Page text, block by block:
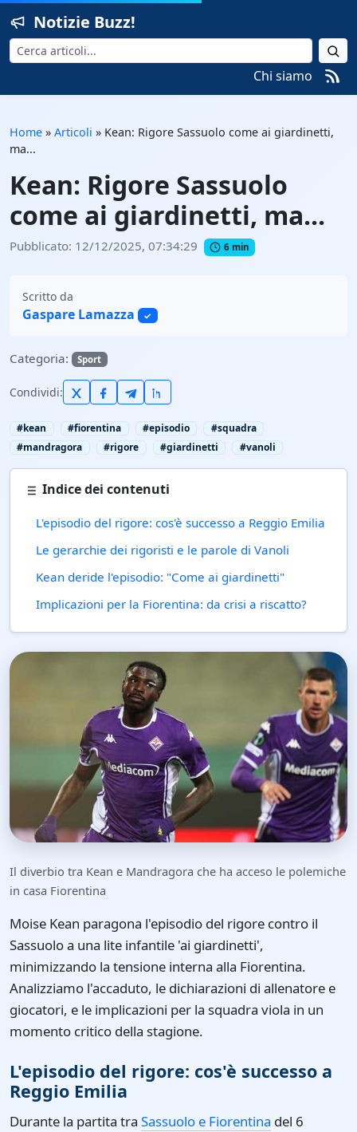
Notizie Buzz!
Cerca
Chi siamo
Home » Articoli » Kean: Rigore Sassuolo come ai giardinetti,
ma...
Kean: Rigore Sassuolo
come ai giardinetti, ma...
Pubblicato: 12/12/2025, 07:34:29 6 min
Scritto da
Gaspare Lamazza ✓
Categoria: Sport
Condividi:
#kean #fiorentina #episodio
#squadra
#mandragora
#rigore #giardinetti #vanoli
Indice dei contenuti
L'episodio del rigore: cos'è successo a Reggio Emilia
Le gerarchie dei rigoristi e le parole di Vanoli
Kean deride l'episodio: "Come ai giardinetti"
Implicazioni per la Fiorentina: da crisi a riscatto?
Il diverbio tra Kean e Mandragora che ha acceso le polemiche
in casa Fiorentina
Moise Kean paragona l'episodio del rigore contro il
Sassuolo a una lite infantile 'ai giardinetti',
minimizzando la tensione interna alla Fiorentina.
Analizziamo l'accaduto, le dichiarazioni di allenatore e
giocatori, e le implicazioni per la squadra viola in un
momento critico della stagione.
L'episodio del rigore: cos'è successo a
Reggio Emilia
Durante la partita tra Sassuolo e Fiorentina del 6